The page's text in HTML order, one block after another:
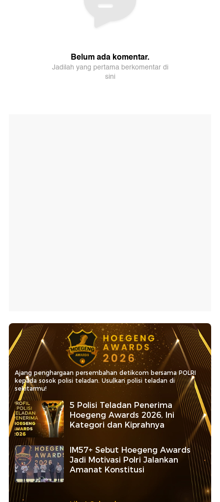
Ajang penghargaan persembahan detikcom bersama POLRI
kepada sosok polisi teladan. Usulkan polisi teladan di
sekitarmu!
5 Polisi Teladan Penerima
Hoegeng Awards 2026, Ini
Kategori dan Kiprahnya
IM57+ Sebut Hoegeng Awards
Jadi Motivasi Polri Jalankan
Amanat Konstitusi